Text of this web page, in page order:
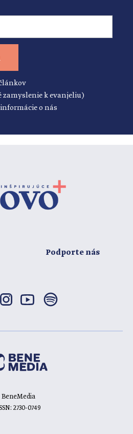
zamyslenie k evanjeliu)
o nás
Podporte nás
BeneMedia
2730-0749